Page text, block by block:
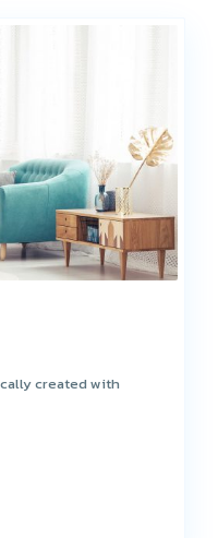
created with